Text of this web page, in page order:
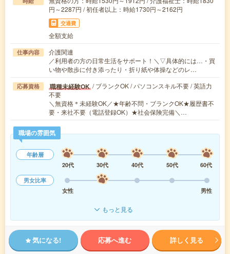
円～2287円 / 初任者以上：時給1730円～2162円
交通費
全額支給
仕事内容
介護関連
／利用者の方の日常生活をサポート！＼▽具体的には…・買
い物や散歩に付き添ったり・折り紙や体操などのレ…
応募資格 職種未経験OK / ブランクOK / パソコンスキル不要 / 英語力
不要
＼無資格＊未経験OK／★年齢不問・ブランクOK★履歴書不
要・来社不要（電話登録OK）★社会保険完備＼…
職場の雰囲気
年齢層
20代
30代 40代 50代
60代
男女比率
女性
男性
もっと見る
気になる! 応募へ進む 詳しく見る